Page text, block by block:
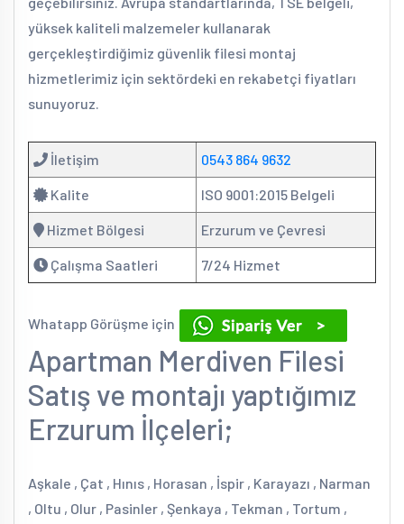
yüksek kaliteli malzemeler kullanarak
gerçekleştirdiğimiz güvenlik filesi montaj
hizmetlerimiz için sektördeki en rekabetçi fiyatları
sunuyoruz.
İletişim 0543 864 9632
Kalite ISO 9001:2015 Belgeli
Hizmet Bölgesi Erzurum ve Çevresi
Çalışma Saatleri 7/24 Hizmet
Whatapp Görüşme için
Apartman Merdiven Filesi
Satış ve montajı yaptığımız
Erzurum İlçeleri;
Aşkale , Çat , Hınıs , Horasan , İspir , Karayazı , Narman
, Oltu , Olur , Pasinler , Şenkaya , Tekman , Tortum ,